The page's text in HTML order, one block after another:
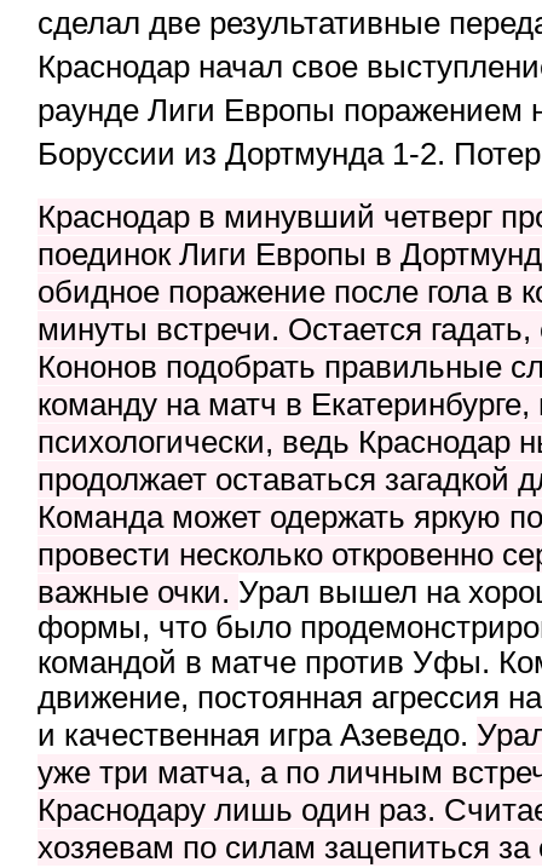
сделал две результативные
Краснодар начал свое
раунде Лиги Европы поражением
Боруссии из Дортмунда 1-2.
Краснодар в минувший четверг
поединок Лиги Европы в
обидное поражение после гола в
минуты встречи. Остается
Кононов подобрать правильные
команду на матч в Екатеринбурге,
психологически, ведь Краснодар
продолжает оставаться загадкой
Команда может одержать яркую
провести несколько откровенно
важные очки. Урал вышел на
формы, что было
командой в матче против Уфы.
движение, постоянная агрессия
и качественная игра Азеведо.
уже три матча, а по личным
Краснодару лишь один раз.
хозяевам по силам зацепиться за